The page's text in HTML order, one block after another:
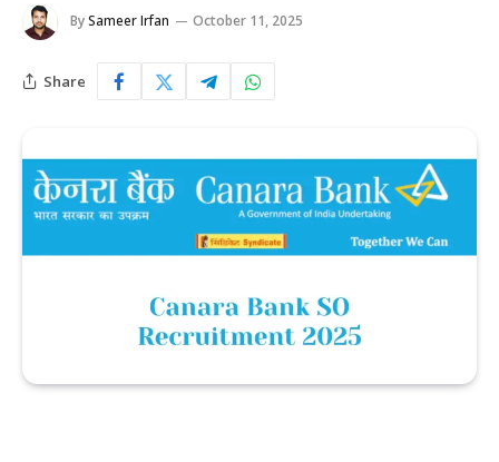
BySameer Irfan October 11, 2025
Share